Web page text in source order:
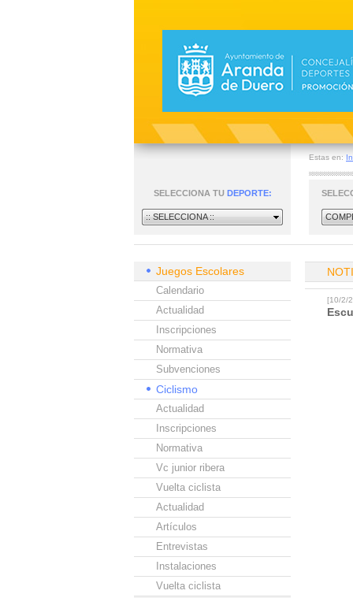
Estas en:
SELECCIONA TU DEPORTE:
:: SELECCIONA ::
Juegos Escolares
Calendario
Actualidad
Inscripciones
Normativa
Subvenciones
Ciclismo
Actualidad
Inscripciones
Normativa
Vc junior ribera
Vuelta ciclista
Actualidad
Artículos
Entrevistas
Instalaciones
Vuelta ciclista
[10/2/